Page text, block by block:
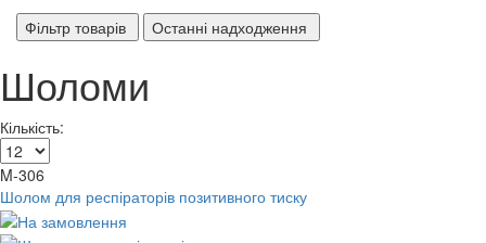
Фільтр товарів
Останні надходження
Шоломи
Кількість:
M-306
Шолом для респіраторів позитивного тиску